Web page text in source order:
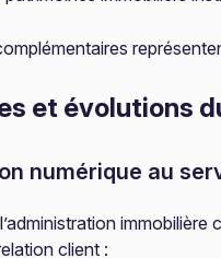
et évolutions
numérique au
client :